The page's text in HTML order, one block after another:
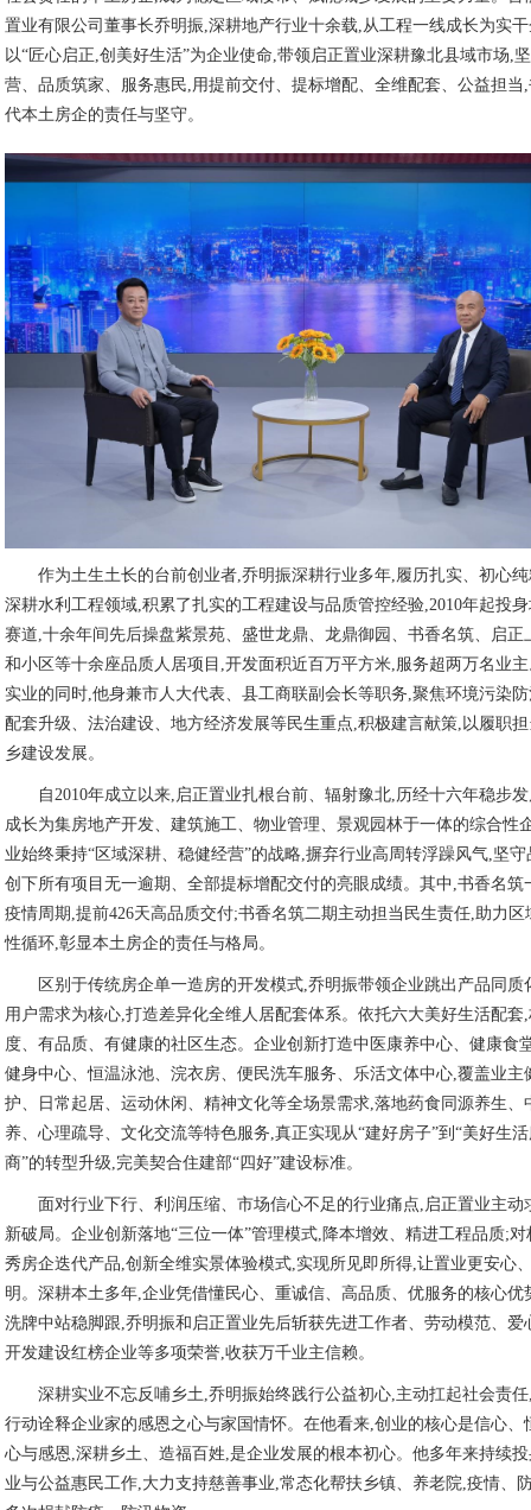
置业有限公司董事长乔明振,深耕地产行业十余载,从工程一线成长为实
以“匠心启正,创美好生活”为企业使命,带领启正置业深耕豫北县域市场,
营、品质筑家、服务惠民,用提前交付、提标增配、全维配套、公益担当
代本土房企的责任与坚守。
作为土生土长的台前创业者,乔明振深耕行业多年,履历扎实、初心
深耕水利工程领域,积累了扎实的工程建设与品质管控经验,2010年起投
赛道,十余年间先后操盘紫景苑、盛世龙鼎、龙鼎御园、书香名筑、启正
和小区等十余座品质人居项目,开发面积近百万平方米,服务超两万名业
实业的同时,他身兼市人大代表、县工商联副会长等职务,聚焦环境污染
配套升级、法治建设、地方经济发展等民生重点,积极建言献策,以履职
乡建设发展。
自2010年成立以来,启正置业扎根台前、辐射豫北,历经十六年稳步
成长为集房地产开发、建筑施工、物业管理、景观园林于一体的综合性
业始终秉持“区域深耕、稳健经营”的战略,摒弃行业高周转浮躁风气,坚
创下所有项目无一逾期、全部提标增配交付的亮眼成绩。其中,书香名筑
疫情周期,提前426天高品质交付;书香名筑二期主动担当民生责任,助力区
性循环,彰显本土房企的责任与格局。
区别于传统房企单一造房的开发模式,乔明振带领企业跳出产品同质
用户需求为核心,打造差异化全维人居配套体系。依托六大美好生活配套
度、有品质、有健康的社区生态。企业创新打造中医康养中心、健康食
健身中心、恒温泳池、浣衣房、便民洗车服务、乐活文体中心,覆盖业主
护、日常起居、运动休闲、精神文化等全场景需求,落地药食同源养生、
养、心理疏导、文化交流等特色服务,真正实现从“建好房子”到“美好生
商”的转型升级,完美契合住建部“四好”建设标准。
面对行业下行、利润压缩、市场信心不足的行业痛点,启正置业主动
新破局。企业创新落地“三位一体”管理模式,降本增效、精进工程品质;
秀房企迭代产品,创新全维实景体验模式,实现所见即所得,让置业更安心
明。深耕本土多年,企业凭借懂民心、重诚信、高品质、优服务的核心优
洗牌中站稳脚跟,乔明振和启正置业先后斩获先进工作者、劳动模范、爱
开发建设红榜企业等多项荣誉,收获万千业主信赖。
深耕实业不忘反哺乡土,乔明振始终践行公益初心,主动扛起社会责
行动诠释企业家的感恩之心与家国情怀。在他看来,创业的核心是信心、
心与感恩,深耕乡土、造福百姓,是企业发展的根本初心。他多年来持续
业与公益惠民工作,大力支持慈善事业,常态化帮扶乡镇、养老院,疫情、